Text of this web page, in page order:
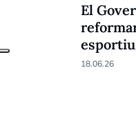
El
18.06.26